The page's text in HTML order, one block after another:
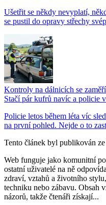
Ušetřit se někdy nevyplatí,
se pustil do opravy střechy
Kontroly na dálnicích se
Stačí pár kufrů navíc a policie
Policie letos během léta víc
na první pohled. Nejde o to
Tento článek byl publikován
Web funguje jako komunitní
ostatní uživatelé na ně
zdraví, vztahů a životního
techniku nebo zábavu. Obsah
názorů, takže čtenáři získají...